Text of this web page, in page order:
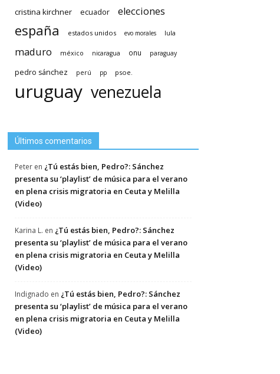
cristina kirchner ecuador elecciones
españa estados unidos evo morales lula
maduro méxico nicaragua onu paraguay
pedro sánchez perú pp psoe.
uruguay venezuela
Últimos comentarios
Peter en ¿Tú estás bien, Pedro?: Sánchez
presenta su ‘playlist’ de música para el verano
en plena crisis migratoria en Ceuta y Melilla
(Video)
Karina L. en ¿Tú estás bien, Pedro?: Sánchez
presenta su ‘playlist’ de música para el verano
en plena crisis migratoria en Ceuta y Melilla
(Video)
Indignado en ¿Tú estás bien, Pedro?: Sánchez
presenta su ‘playlist’ de música para el verano
en plena crisis migratoria en Ceuta y Melilla
(Video)